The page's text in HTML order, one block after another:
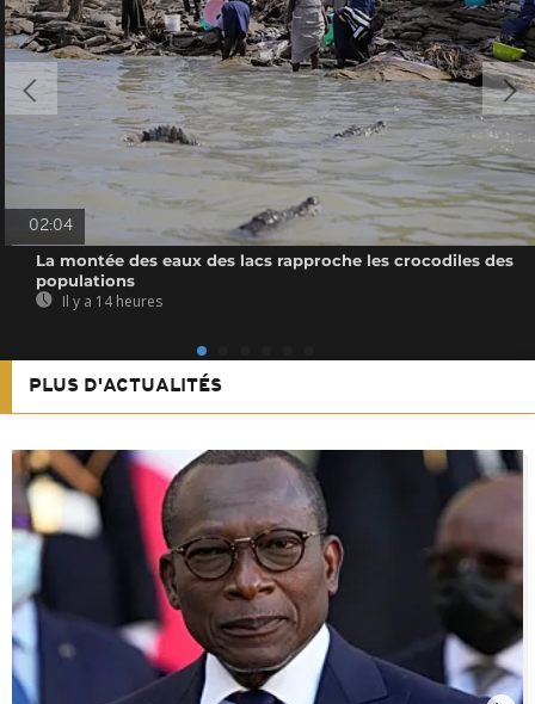
02:04
La montée des eaux des lacs rapproche les crocodiles des
populations
Il y a 14 heures
PLUS D'ACTUALITÉS